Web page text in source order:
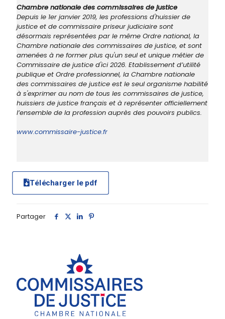
Chambre nationale des commissaires de justice
Depuis le 1er janvier 2019, les professions d'huissier de
justice et de commissaire priseur judiciaire sont
désormais représentées par le même Ordre national, la
Chambre nationale des commissaires de justice, et sont
amenées à ne former plus qu'un seul et unique métier de
Commissaire de justice d'ici 2026. Etablissement d’utilité
publique et Ordre professionnel, la Chambre nationale
des commissaires de justice est le seul organisme habilité
à s'exprimer au nom de tous les commissaires de justice,
huissiers de justice français et à représenter officiellement
l’ensemble de la profession auprès des pouvoirs publics.
www.commissaire-justice.fr
Télécharger le pdf
Partager